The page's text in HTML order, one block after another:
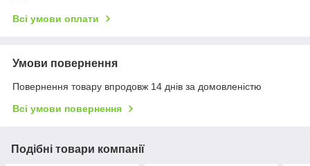
Всі умови оплати
Умови повернення
Повернення товару впродовж 14 днів за домовленістю
Всі умови повернення
Подібні товари компанії